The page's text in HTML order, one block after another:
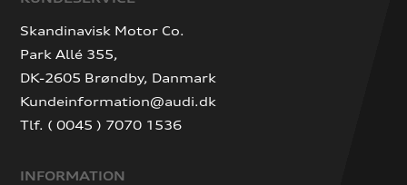
Skandinavisk Motor Co.
Park Allé 355,
DK-2605 Brøndby, Danmark
Kundeinformation@audi.dk
Tlf. ( 0045 ) 7070 1536
INFORMATION